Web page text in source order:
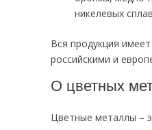
никелевых
Вся продукция
российскими и
О цветных
Цветные металлы –